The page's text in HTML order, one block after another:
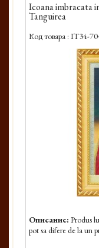
Icoana imbracata
Tanguirea
Код товара : IT34-
Описание: Produs
pot sa difere de la un